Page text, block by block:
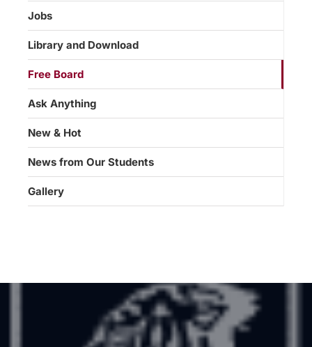
Jobs
Library and Download
Free Board
Ask Anything
New & Hot
News from Our Students
Gallery